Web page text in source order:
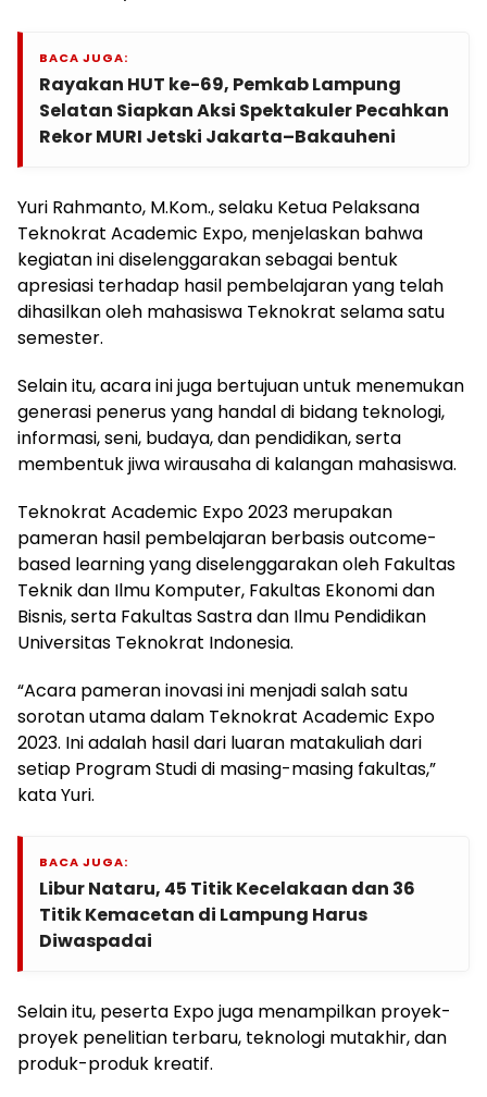
BACA JUGA:
Rayakan HUT ke-69, Pemkab Lampung
Selatan Siapkan Aksi Spektakuler Pecahkan
Rekor MURI Jetski Jakarta–Bakauheni
Yuri Rahmanto, M.Kom., selaku Ketua Pelaksana
Teknokrat Academic Expo, menjelaskan bahwa
kegiatan ini diselenggarakan sebagai bentuk
apresiasi terhadap hasil pembelajaran yang telah
dihasilkan oleh mahasiswa Teknokrat selama satu
semester.
Selain itu, acara ini juga bertujuan untuk menemukan
generasi penerus yang handal di bidang teknologi,
informasi, seni, budaya, dan pendidikan, serta
membentuk jiwa wirausaha di kalangan mahasiswa.
Teknokrat Academic Expo 2023 merupakan
pameran hasil pembelajaran berbasis outcome-
based learning yang diselenggarakan oleh Fakultas
Teknik dan Ilmu Komputer, Fakultas Ekonomi dan
Bisnis, serta Fakultas Sastra dan Ilmu Pendidikan
Universitas Teknokrat Indonesia.
“Acara pameran inovasi ini menjadi salah satu
sorotan utama dalam Teknokrat Academic Expo
2023. Ini adalah hasil dari luaran matakuliah dari
setiap Program Studi di masing-masing fakultas,”
kata Yuri.
BACA JUGA:
Libur Nataru, 45 Titik Kecelakaan dan 36
Titik Kemacetan di Lampung Harus
Diwaspadai
Selain itu, peserta Expo juga menampilkan proyek-
proyek penelitian terbaru, teknologi mutakhir, dan
produk-produk kreatif.